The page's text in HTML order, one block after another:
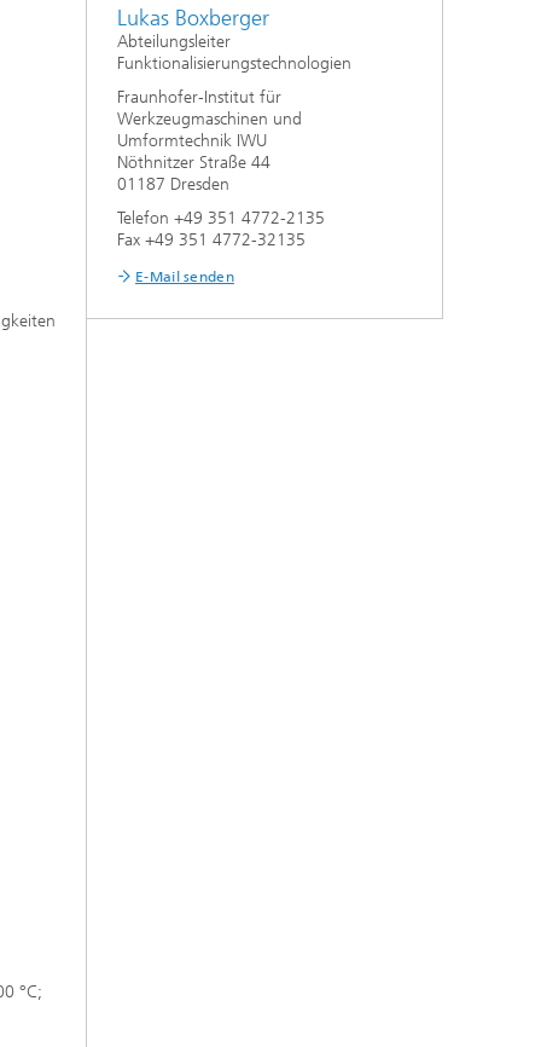
°C;
Lukas Boxberger
Abteilungsleiter
Funktionalisierungstechnologien
Fraunhofer-Institut für
Werkzeugmaschinen und
Umformtechnik IWU
Nöthnitzer Straße 44
01187 Dresden
Telefon +49 351 4772-2135
Fax +49 351 4772-32135
E-Mail senden